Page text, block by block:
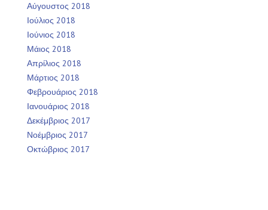
Αύγουστος 2018
Ιούλιος 2018
Ιούνιος 2018
Μάιος 2018
Απρίλιος 2018
Μάρτιος 2018
Φεβρουάριος 2018
Ιανουάριος 2018
Δεκέμβριος 2017
Νοέμβριος 2017
Οκτώβριος 2017